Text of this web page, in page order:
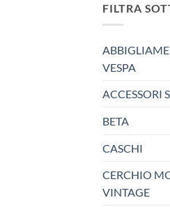
FILTRA
VESPA
ACCESSORI
BETA
CASCHI
CERCHIO
VINTAGE